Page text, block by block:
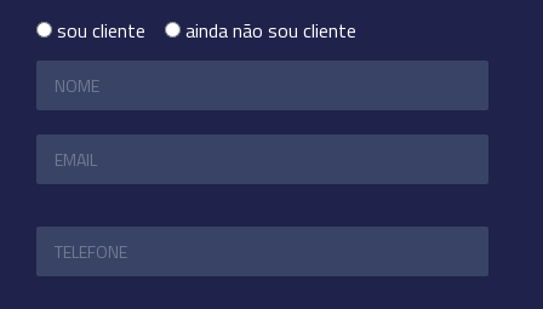
sou cliente ainda não sou cliente